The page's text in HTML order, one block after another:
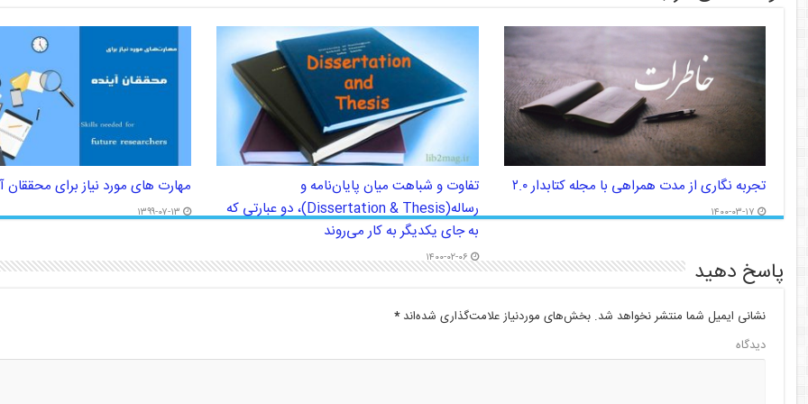
تجربه نگاری از مدت همراهی با مجله کتابدار ۲.۰
۱۴۰۰-۰۳-۱۷
تفاوت و شباهت میان پایان‌نامه و
رساله(Dissertation & Thesis)، دو عبارتی که
به جای یکدیگر به کار می‌روند
۱۴۰۰-۰۲-۰۶
مهارت های مورد نیاز برای محققان
۱۳۹۹-۰۷-۱۳
پاسخ دهید
نشانی ایمیل شما منتشر نخواهد شد. بخش‌های موردنیاز علامت‌گذاری شده‌اند*
دیدگاه